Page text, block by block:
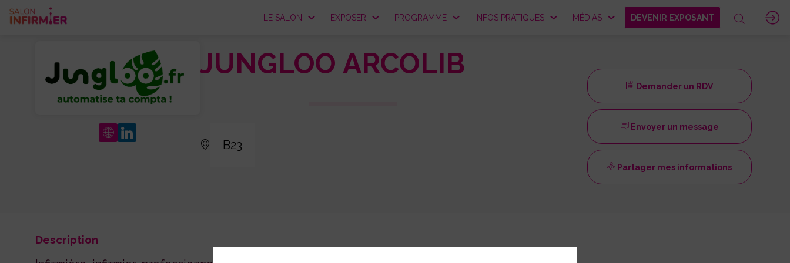
LE SALON EXPOSER PROGRAMME INFOS PRATIQUES MÉDIAS DEVENIR EXPOSANT
Demander un RDV
Envoyer un message
Partager mes informations
JUNGLOO ARCOLIB
B23
Description